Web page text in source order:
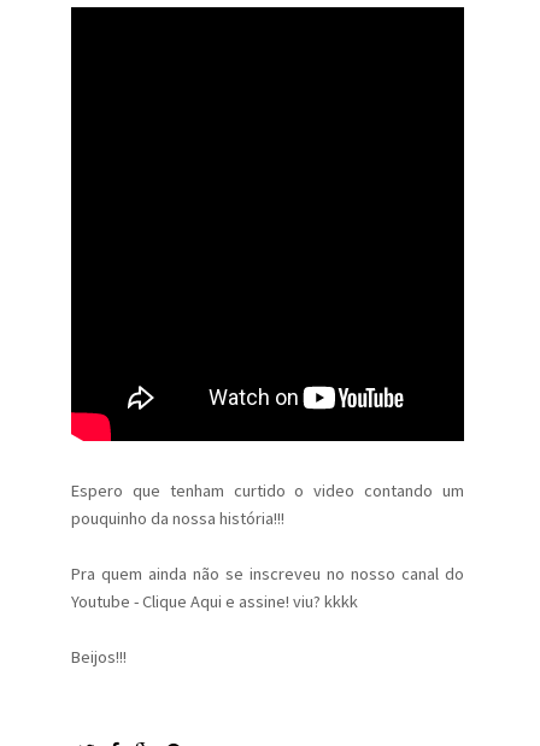
Espero que tenham curtido o video contando um
pouquinho da nossa história!!!
Pra quem ainda não se inscreveu no nosso canal do
Youtube - Clique Aqui e assine! viu? kkkk
Beijos!!!